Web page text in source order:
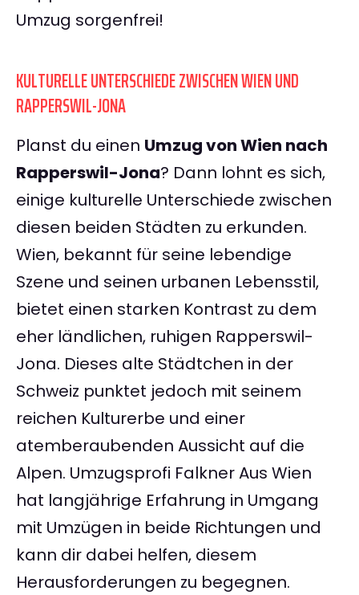
Umzug sorgenfrei!
KULTURELLE UNTERSCHIEDE ZWISCHEN WIEN UND
RAPPERSWIL-JONA
Planst du einen Umzug von Wien nach
Rapperswil-Jona? Dann lohnt es sich,
einige kulturelle Unterschiede zwischen
diesen beiden Städten zu erkunden.
Wien, bekannt für seine lebendige
Szene und seinen urbanen Lebensstil,
bietet einen starken Kontrast zu dem
eher ländlichen, ruhigen Rapperswil-
Jona. Dieses alte Städtchen in der
Schweiz punktet jedoch mit seinem
reichen Kulturerbe und einer
atemberaubenden Aussicht auf die
Alpen. Umzugsprofi Falkner Aus Wien
hat langjährige Erfahrung in Umgang
mit Umzügen in beide Richtungen und
kann dir dabei helfen, diesem
Herausforderungen zu begegnen.